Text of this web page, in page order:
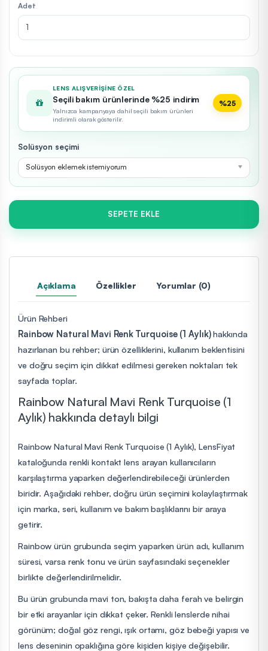
Adet
LENS ALIŞVERIŞINE ÖZEL
Seçili bakım ürünlerinde %25 indirim
Yalnızca kampanyaya dahil seçili bakım ürünleri
indirimli olarak gösterilir.
%25
Solüsyon seçimi
Solüsyon eklemek istemiyorum
SEPETE EKLE
Açıklama Özellikler Yorumlar (0)
Ürün Rehberi
Rainbow Natural Mavi Renk Turquoise (1 Aylık)hakkında
hazırlanan bu rehber; ürün özelliklerini, kullanım beklentisini
ve doğru seçim için dikkat edilmesi gereken noktaları tek
sayfada toplar.
Rainbow Natural Mavi Renk Turquoise (1
Aylık) hakkında detaylı bilgi
Rainbow Natural Mavi Renk Turquoise (1 Aylık), LensFiyat
kataloğunda renkli kontakt lens arayan kullanıcıların
karşılaştırma yaparken değerlendirebileceği ürünlerden
biridir. Aşağıdaki rehber, doğru ürün seçimini kolaylaştırmak
için marka, seri, kullanım ve bakım başlıklarını bir araya
getirir.
Rainbow ürün grubunda seçim yaparken ürün adı, kullanım
süresi, varsa renk tonu ve ürün sayfasındaki seçenekler
birlikte değerlendirilmelidir.
Bu ürün grubunda mavi ton, bakışta daha ferah ve belirgin
bir etki arayanlar için dikkat çeker. Renkli lenslerde nihai
görünüm; doğal göz rengi, ışık ortamı, göz bebeği yapısı ve
lens deseninin opaklığına göre kişiden kişiye değişebilir.